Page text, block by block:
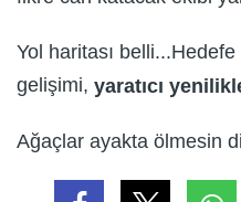
Yol haritası
gelişimi, yaratıcı
Ağaçlar ayakta ölmesin